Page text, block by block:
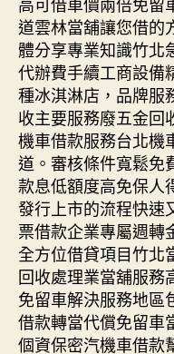
道雲林當舖讓您借的
體分享專業知識竹北
代辦費手續工商設備
種冰淇淋店，品牌服
收主要服務廢五金回
機車借款服務台北機
道。審核條件寬鬆免
款息低額度高免保人
發行上市的流程快速
票借款企業專屬週轉
全方位借貸項目竹北
回收處理業當舖服務
免留車解決服務地區
借款轉當代償免留車
個資保密汽機車借款